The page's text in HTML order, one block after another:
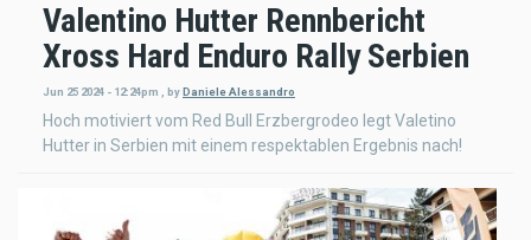
Valentino Hutter Rennbericht
Xross Hard Enduro Rally Serbien
Jun 25 2024 - 12:24pm byDaniele Alessandro
Hoch motiviert vom Red Bull Erzbergrodeo legt Valetino
Hutter in Serbien mit einem respektablen Ergebnis nach!